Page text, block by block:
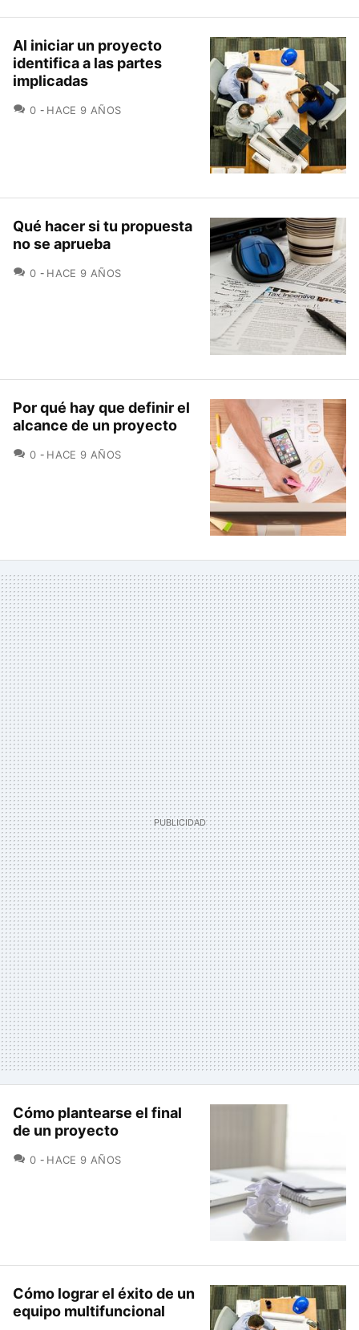
Al iniciar un proyecto
identifica a las partes
implicadas
0 COMENTARIOS
HACE 9 AÑOS
Qué hacer si tu propuesta
no se aprueba
0 COMENTARIOS
HACE 9 AÑOS
Por qué hay que definir el
alcance de un proyecto
0 COMENTARIOS
HACE 9 AÑOS
Cómo plantearse el final
de un proyecto
0 COMENTARIOS
HACE 9 AÑOS
Cómo lograr el éxito de un
equipo multifuncional